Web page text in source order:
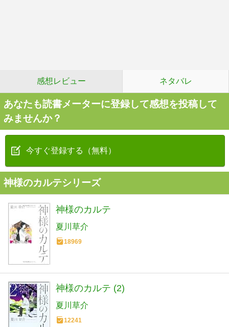
感想レビュー ネタバレ
あなたも読書メーターに登録して感想を投稿して
みませんか？
今すぐ登録する（無料）
神様のカルテシリーズ
神様のカルテ
夏川草介
18969
神様のカルテ (2)
夏川草介
12241